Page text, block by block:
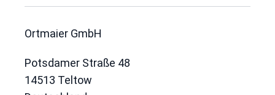
Ortmaier GmbH
Potsdamer Straße 48
14513 Teltow